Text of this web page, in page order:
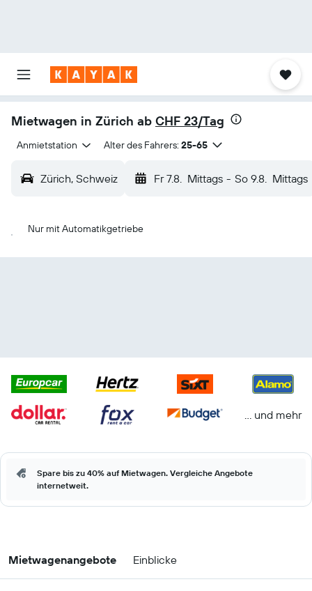
Mietwagen in Zürich ab CHF 23/Tag
Anmietstation Alter des Fahrers: 25-65
Zürich, Schweiz Fr 7.8. Mittags - So 9.8. Mittags
Nur mit Automatikgetriebe
… und mehr
Spare bis zu 40% auf Mietwagen. Vergleiche Angebote
internetweit.
Mietwagenangebote Einblicke